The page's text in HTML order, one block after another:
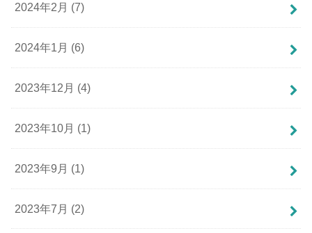
2024年2月 (7)
2024年1月 (6)
2023年12月 (4)
2023年10月 (1)
2023年9月 (1)
2023年7月 (2)